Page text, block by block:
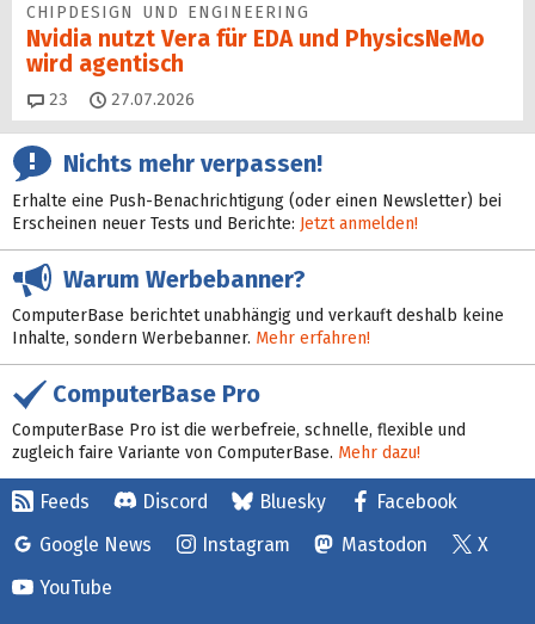
CHIPDESIGN UND ENGINEERING
Nvidia nutzt Vera für EDA und PhysicsNeMo
wird agentisch
23 Kommentare
27.07.2026
Nichts mehr verpassen!
Erhalte eine Push-Benachrichtigung (oder einen Newsletter) bei
Erscheinen neuer Tests und Berichte: Jetzt anmelden!
Warum Werbebanner?
ComputerBase berichtet unabhängig und verkauft deshalb keine
Inhalte, sondern Werbebanner. Mehr erfahren!
ComputerBase Pro
ComputerBase Pro ist die werbefreie, schnelle, flexible und
zugleich faire Variante von ComputerBase. Mehr dazu!
Feeds Discord Bluesky
Facebook
Google News
Instagram Mastodon
X
YouTube